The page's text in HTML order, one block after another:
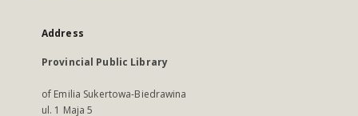
Address
Provincial Public Library
of Emilia Sukertowa-Biedrawina
ul. 1 Maja 5